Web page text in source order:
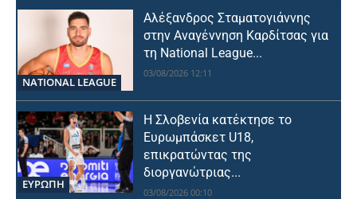
NATIONAL LEAGUE
Αλέξανδρος Σταματογιάννης
στην Αναγέννηση Καρδίτσας για
τη National League...
03/08/2026 12:11
ΕΥΡΩΠΗ
Η Σλοβενία κατέκτησε το
Ευρωμπάσκετ U18,
επικρατώντας της
διοργανώτριας...
03/08/2026 00:10